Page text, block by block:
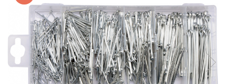
Clesti pentru sigurante
Clesti reglabili pentru tevi
Clesti service auto
Clesti universali
Clima/Aer conditionat
Cricuri cutie viteze